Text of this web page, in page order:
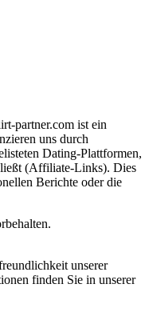
partner.com ist ein
uns durch
Dating-Plattformen,
(Affiliate-Links). Dies
Berichte oder die
unserer
finden Sie in unserer